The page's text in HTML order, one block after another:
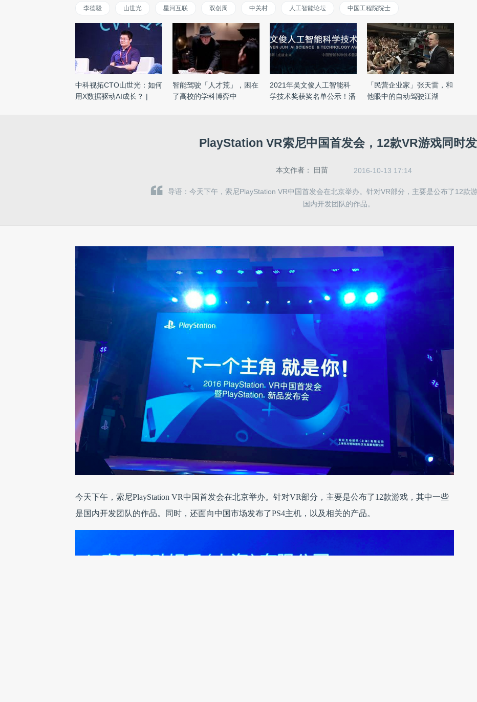
李德毅 山世光 星河互联 双创周 中关村 人工智能论坛 中国工程院院士
中科视拓CTO山世光：如何
用X数据驱动AI成长？ |
智能驾驶「人才荒」，困在
了高校的学科博弈中
2021年吴文俊人工智能科
学技术奖获奖名单公示！潘
「民营企业家」张天雷，和
他眼中的自动驾驶江湖
PlayStation VR索尼中国首发会，12款VR游戏同时
本文作者： 田苗 2016-10-13 17:14
导语：今天下午，索尼PlayStation VR中国首发会在北京举办。针对VR部分，主要是公布了12款
国内开发团队的作品。
今天下午，索尼PlayStation VR中国首发会在北京举办。针对VR部分，主要是公布了12款游戏，其中一些
是国内开发团队的作品。同时，还面向中国市场发布了PS4主机，以及相关的产品。